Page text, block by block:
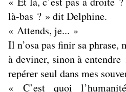
là-bas ? » dit Delphine.
« Attends, je... »
Il n’osa pas finir sa
à deviner, sinon à
repérer seul dans mes
« C’est quoi